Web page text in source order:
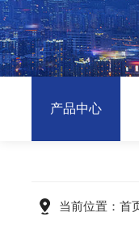
产品中心
当前位置： 首